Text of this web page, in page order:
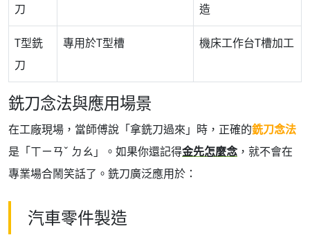
刀
造
T型銑
刀
專用於T型槽 機床工作台T槽加工
銑刀念法與應用場景
在工廠現場，當師傅說「拿銑刀過來」時，正確的銑刀念法
是「ㄒㄧㄢˇ ㄉㄠ」。如果你還記得金先怎麼念 ，就不會在
專業場合鬧笑話了。銑刀廣泛應用於：
汽車零件製造